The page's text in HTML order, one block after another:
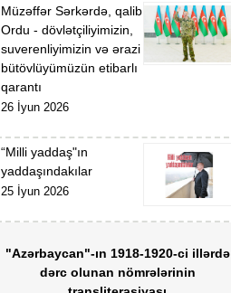
1326 nömrəli,
"Azərbaycan Nəqliyyat və
Kommunikasiya Holdinqi
(AZCON)" publik hüquqi
şəxsin Nizamnaməsinin
təsdiqi və bununla
tənzimlənməsi haqqında"
2025-ci il 15 yanvar tarixli
286 nömrəli fərmanlarında
və "Azərbaycan Hava
Yolları" Qapalı Səhmdar
haqqında" 2008-ci il 16
aprel tarixli 2761 nömrəli,
Müzəffər Sərkərdə, qalib
Ordu - dövlətçiliyimizin,
suverenliyimizin və ərazi
bütövlüyümüzün etibarlı
qarantı
26 İyun 2026
“Milli yaddaş"ın
yaddaşındakılar
25 İyun 2026
"Azərbaycan"-ın 1918-1920-ci illərdə
dərc olunan nömrələrinin